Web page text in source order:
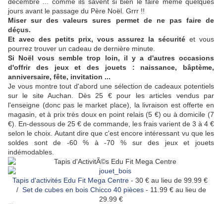
jours avant le passage du Père Noël. Grrr !!
Miser sur des valeurs sures permet de ne pas faire de
déçus.
Et avec des petits prix, vous assurez la sécurité et vous
pourrez trouver un cadeau de dernière minute.
Si Noël vous semble trop loin, il y a d'autres occasions
d'offrir des jeux et des jouets : naissance, bâptème,
anniversaire, fête, invitation ...
Je vous montre tout d'abord une sélection de cadeaux potentiels
sur le site Auchan. Dès 25 € pour les articles vendus par
l'enseigne (donc pas le market place), la livraison est offerte en
magasin, et à prix très doux en point relais (5 €) ou à domicile (7
€). En-dessous de 25 € de commande, les frais varient de 3 à 4 €
selon le choix. Autant dire que c'est encore intéressant vu que les
soldes sont de -60 % à -70 % sur des jeux et jouets
indémodables.
Tapis d'activités Edu Fit Mega Centre - 30 € au lieu de 99.99 €
/ Set de cubes en bois Chicco 40 pièces- 11.99 € au lieu de
29.99 €